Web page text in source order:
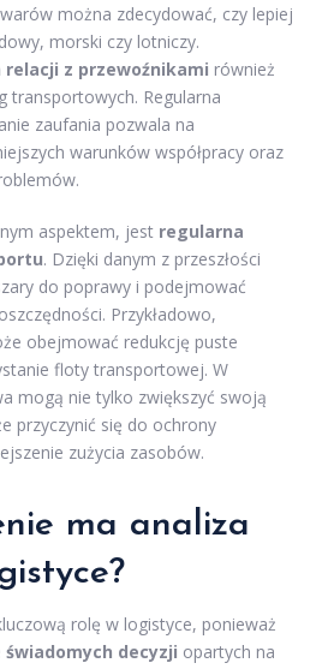
można zdecydować, czy lepiej
morski czy lotniczy.
z przewoźnikami również
transportowych. Regularna
zaufania pozwala na
warunków współpracy oraz
aspektem, jest regularna
. Dzięki danym z przeszłości
do poprawy i podejmować
Przykładowo,
obejmować redukcję puste
floty transportowej. W
mogą nie tylko zwiększyć swoją
przyczynić się do ochrony
zużycia zasobów.
ma analiza
rolę w logistyce, ponieważ
świadomych decyzji opartych na